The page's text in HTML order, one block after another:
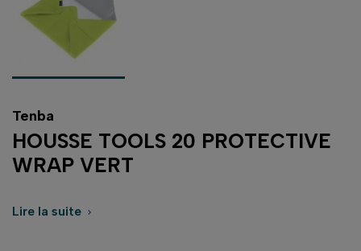
Tenba
HOUSSE TOOLS 20 PROTECTIVE
WRAP VERT
Lire la suite 